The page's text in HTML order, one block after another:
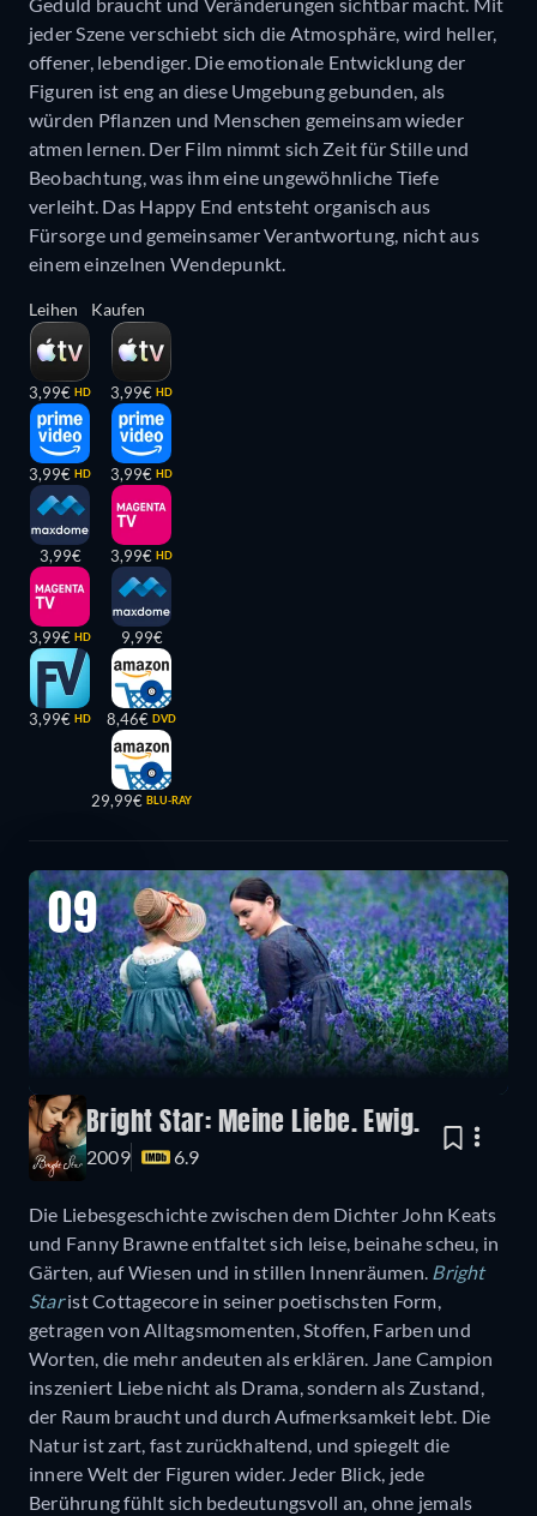
jeder Szene verschiebt sich die Atmosphäre, wird heller,
offener, lebendiger. Die emotionale Entwicklung der
Figuren ist eng an diese Umgebung gebunden, als
würden Pflanzen und Menschen gemeinsam wieder
atmen lernen. Der Film nimmt sich Zeit für Stille und
Beobachtung, was ihm eine ungewöhnliche Tiefe
verleiht. Das Happy End entsteht organisch aus
Fürsorge und gemeinsamer Verantwortung, nicht aus
einem einzelnen Wendepunkt.
Leihen
3,99€ HD
3,99€ HD
3,99€
3,99€ HD
3,99€ HD
Kaufen
3,99€ HD
3,99€ HD
3,99€ HD
9,99€
8,46€ DVD
29,99€ BLU-RAY
09
Bright Star: Meine Liebe. Ewig.
2009 6.9
Die Liebesgeschichte zwischen dem Dichter John Keats
und Fanny Brawne entfaltet sich leise, beinahe scheu, in
Gärten, auf Wiesen und in stillen Innenräumen. Bright
Starist Cottagecore in seiner poetischsten Form,
getragen von Alltagsmomenten, Stoffen, Farben und
Worten, die mehr andeuten als erklären. Jane Campion
inszeniert Liebe nicht als Drama, sondern als Zustand,
der Raum braucht und durch Aufmerksamkeit lebt. Die
Natur ist zart, fast zurückhaltend, und spiegelt die
innere Welt der Figuren wider. Jeder Blick, jede
Berührung fühlt sich bedeutungsvoll an, ohne jemals